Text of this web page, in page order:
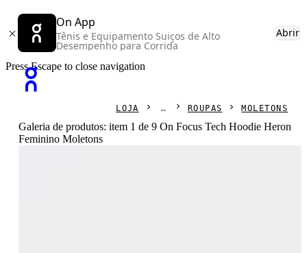
On App
Tênis e Equipamento Suiços de Alto
Desempenho para Corrida
Abrir
Press Escape to close navigation
LOJA ROUPAS MOLETONS
Galeria de produtos: item 1 de 9 On Focus Tech Hoodie Heron
Feminino Moletons